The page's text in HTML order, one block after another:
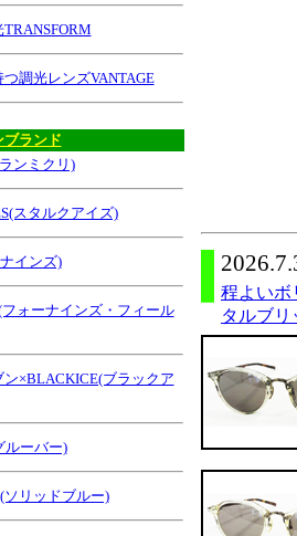
TRANSFORM
つ調光レンズVANTAGE
ブランド
ンミクリ)
スタルクアイズ)
インズ)
フォーナインズ・フィール
ン×BLACKICE(ブラックア
ルーバー)
ソリッドブルー)
程よいボ
タルブリ